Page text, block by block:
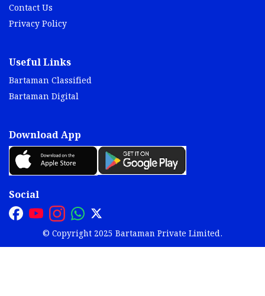
Contact Us
Privacy Policy
Useful Links
Bartaman Classified
Bartaman Digital
Download App
Social
© Copyright 2025 Bartaman Private Limited.